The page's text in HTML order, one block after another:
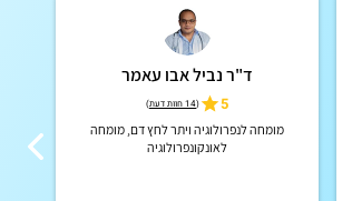
ד"ר נביל אבו עאמר
5
(14 חוות דעת )
מומחה לנפרולוגיה ויתר לחץ דם, מומחה
לאונקונפרולוגיה